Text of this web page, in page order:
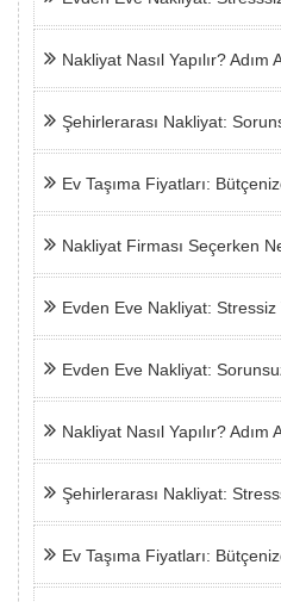
Nakliyat Nasıl Yapılır?
Şehirlerarası Nakliyat:
Ev Taşıma Fiyatları:
Nakliyat Firması Seçerken
Evden Eve Nakliyat: Stressiz
Evden Eve Nakliyat:
Nakliyat Nasıl Yapılır?
Şehirlerarası Nakliyat:
Ev Taşıma Fiyatları: